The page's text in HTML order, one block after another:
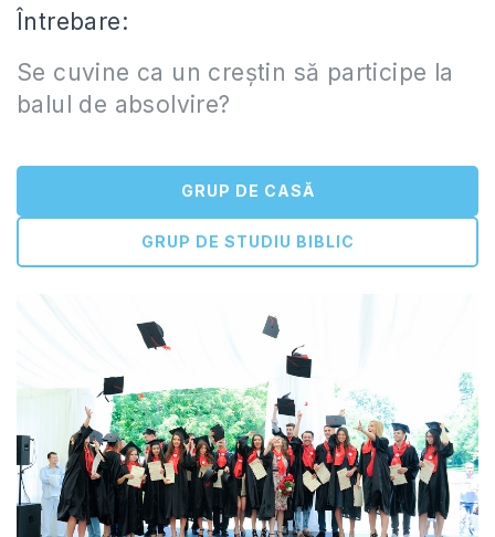
Întrebare:
Se cuvine ca un creștin să participe la
balul de absolvire?
GRUP DE CASĂ
GRUP DE STUDIU BIBLIC